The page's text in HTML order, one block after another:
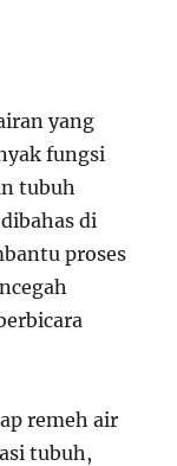
yang
fungsi
tubuh
di
proses
remeh air
tubuh,